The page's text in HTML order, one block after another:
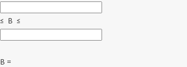
≤ B ≤
B =